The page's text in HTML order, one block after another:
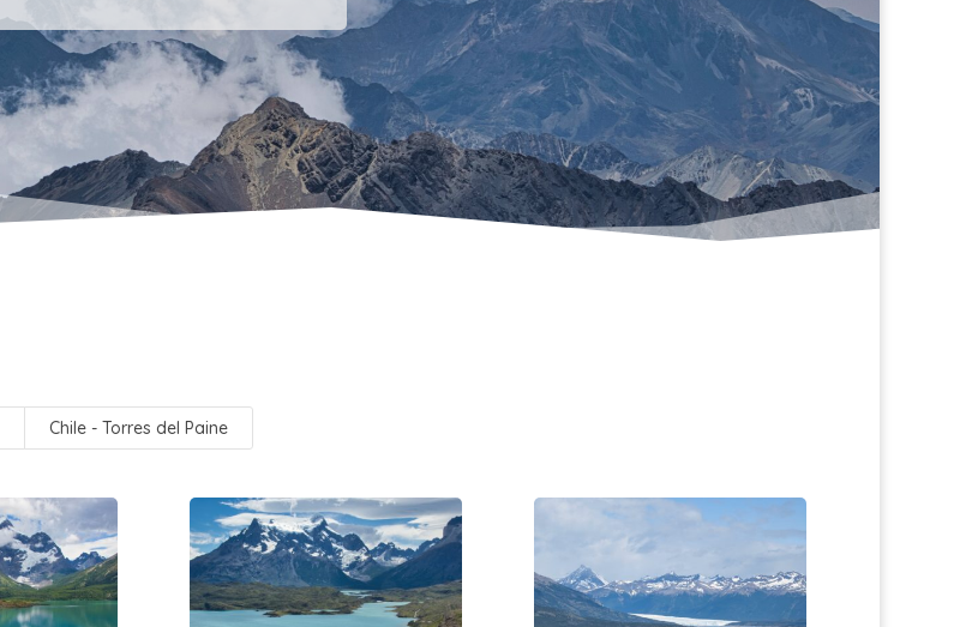
Chile - Torres del Paine